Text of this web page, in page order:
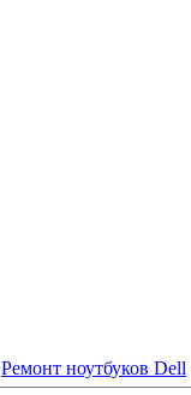
Ремонт ноутбуков Dell